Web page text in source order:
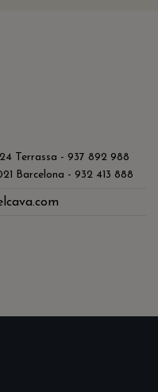
Terrassa - 937 892 988
Barcelona - 932 413 888